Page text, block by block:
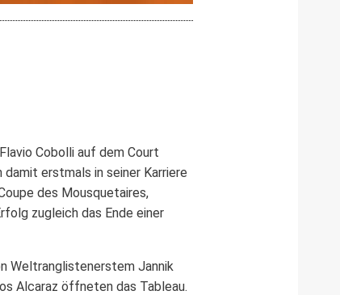
Cobolli auf dem Court
damit erstmals in seiner Karriere
des Mousquetaires,
zugleich das Ende einer
Weltranglistenerstem Jannik
Alcaraz öffneten das Tableau.